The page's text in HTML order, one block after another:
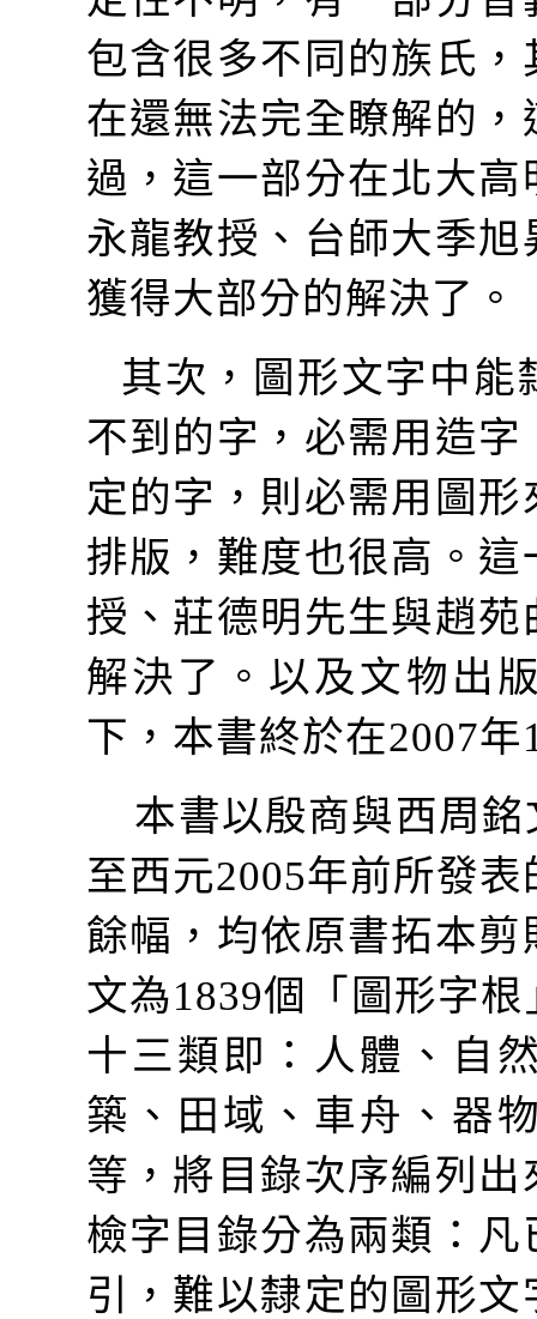
包含很多不同的族氏
在還無法完全瞭解的
過，這一部分在北大
永龍教授、台師大季
獲得大部分的解決了。
其次，圖形文字中能
不到的字，必需用造
定的字，則必需用圖
排版，難度也很高。
授、莊德明先生與趙
解決了。以及文物出
下，本書終於在2007年
本書以殷商與西周
至西元2005年前所發表
餘幅，均依原書拓本
文為1839個「圖形字
十三類即：人體、自
築、田域、車舟、器
等，將目錄次序編列
檢字目錄分為兩類：
引，難以隸定的圖形